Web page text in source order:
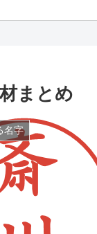
まとめ
名字